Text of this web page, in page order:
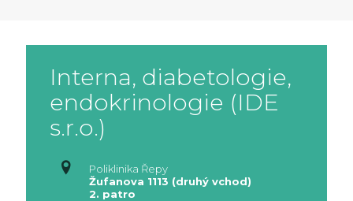
Interna, diabetologie,
endokrinologie (IDE
s.r.o.)
Poliklinika Řepy
Žufanova 1113 (druhý vchod)
2. patro